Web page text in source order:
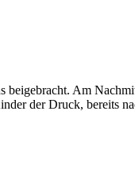
Am
der Druck, bereits